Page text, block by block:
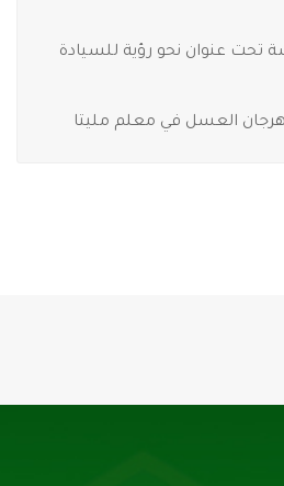
تحت عنوان نحو رؤية للسيادة
العسل في معلم مليتا